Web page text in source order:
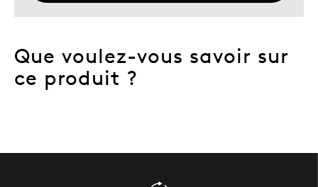
Que voulez-vous savoir sur
ce produit ?